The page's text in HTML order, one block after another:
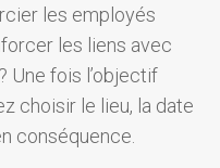
les employés
les liens avec
Une fois l’objectif
choisir le lieu, la date
conséquence.